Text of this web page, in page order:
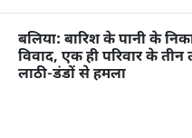
बलिया: बारिश के पानी के
विवाद, एक ही परिवार के तीन
लाठी-डंडों से हमला